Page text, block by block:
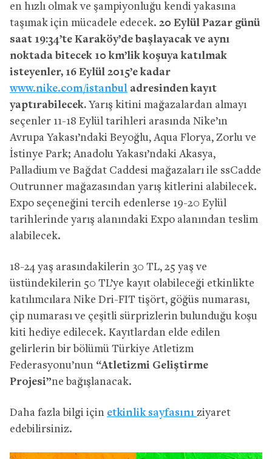
en hızlı olmak ve şampiyonluğu kendi yakasına
taşımak için mücadele edecek. 20 Eylül Pazar günü
saat 19:34’te Karaköy’de başlayacak ve aynı
noktada bitecek 10 km’lik koşuya katılmak
isteyenler, 16 Eylül 2015’e kadar
www.nike.com/istanbul adresinden kayıt
yaptırabilecek. Yarış kitini mağazalardan almayı
seçenler 11-18 Eylül tarihleri arasında Nike’ın
Avrupa Yakası’ndaki Beyoğlu, Aqua Florya, Zorlu ve
İstinye Park; Anadolu Yakası’ndaki Akasya,
Palladium ve Bağdat Caddesi mağazaları ile ssCadde
Outrunner mağazasından yarış kitlerini alabilecek.
Expo seçeneğini tercih edenlerse 19-20 Eylül
tarihlerinde yarış alanındaki Expo alanından teslim
alabilecek.
18-24 yaş arasındakilerin 30 TL, 25 yaş ve
üstündekilerin 50 TL’ye kayıt olabileceği etkinlikte
katılımcılara Nike Dri-FIT tişört, göğüs numarası,
çip numarası ve çeşitli sürprizlerin bulunduğu koşu
kiti hediye edilecek. Kayıtlardan elde edilen
gelirlerin bir bölümü Türkiye Atletizm
Federasyonu’nun “Atletizmi Geliştirme
Projesi”ne bağışlanacak.
Daha fazla bilgi için etkinlik sayfasını ziyaret
edebilirsiniz.